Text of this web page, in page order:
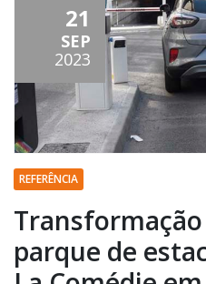
21
SEP
2023
REFERÊNCIA
parque de